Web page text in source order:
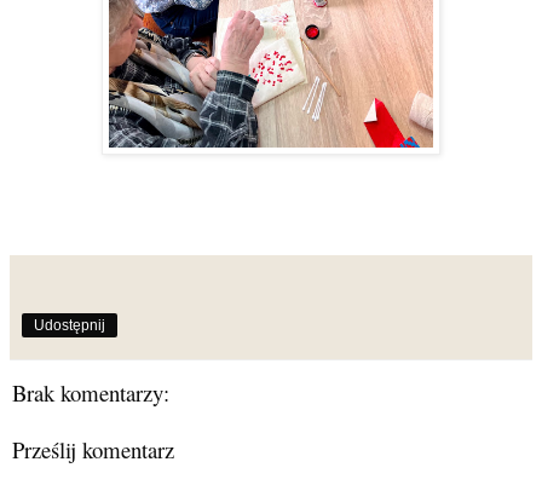
Udostępnij
Brak komentarzy:
Prześlij komentarz